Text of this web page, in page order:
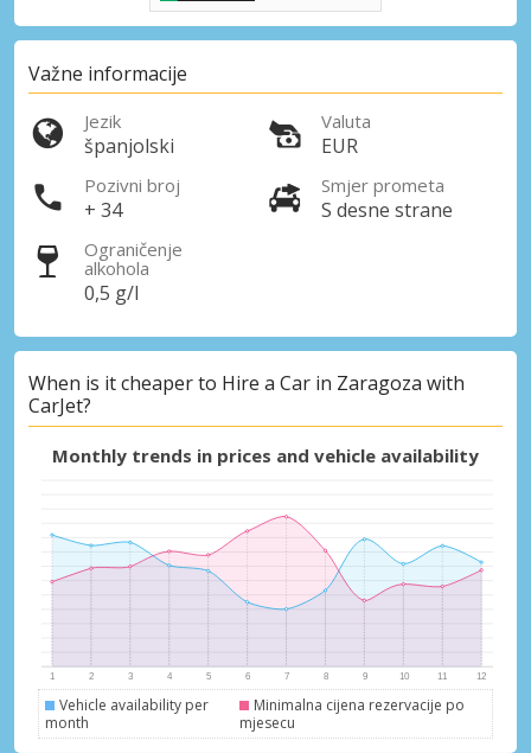
Pristupite ekskluzivnim ponudama naših
dobavljača
Prijava putem eLinka
Važne informacije
Jezik
španjolski
Valuta
EUR
Pozivni broj
+ 34
Smjer prometa
S desne strane
Ograničenje
alkohola
0,5 g/l
When is it cheaper to Hire a Car in Zaragoza with
CarJet?
Monthly trends in prices and vehicle availability
Vehicle availability per
month
Minimalna cijena rezervacije po
mjesecu